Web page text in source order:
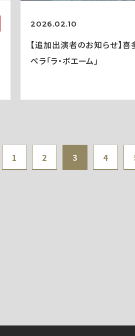
2026.02.10
【追加出演者のお知らせ】
ペラ「ラ・ボエーム」
1 2 3 4